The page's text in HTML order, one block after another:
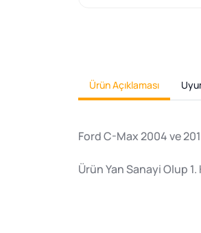
Ürün Açıklaması
Ford C-Max 2004 ve
Ürün Yan Sanayi Olup